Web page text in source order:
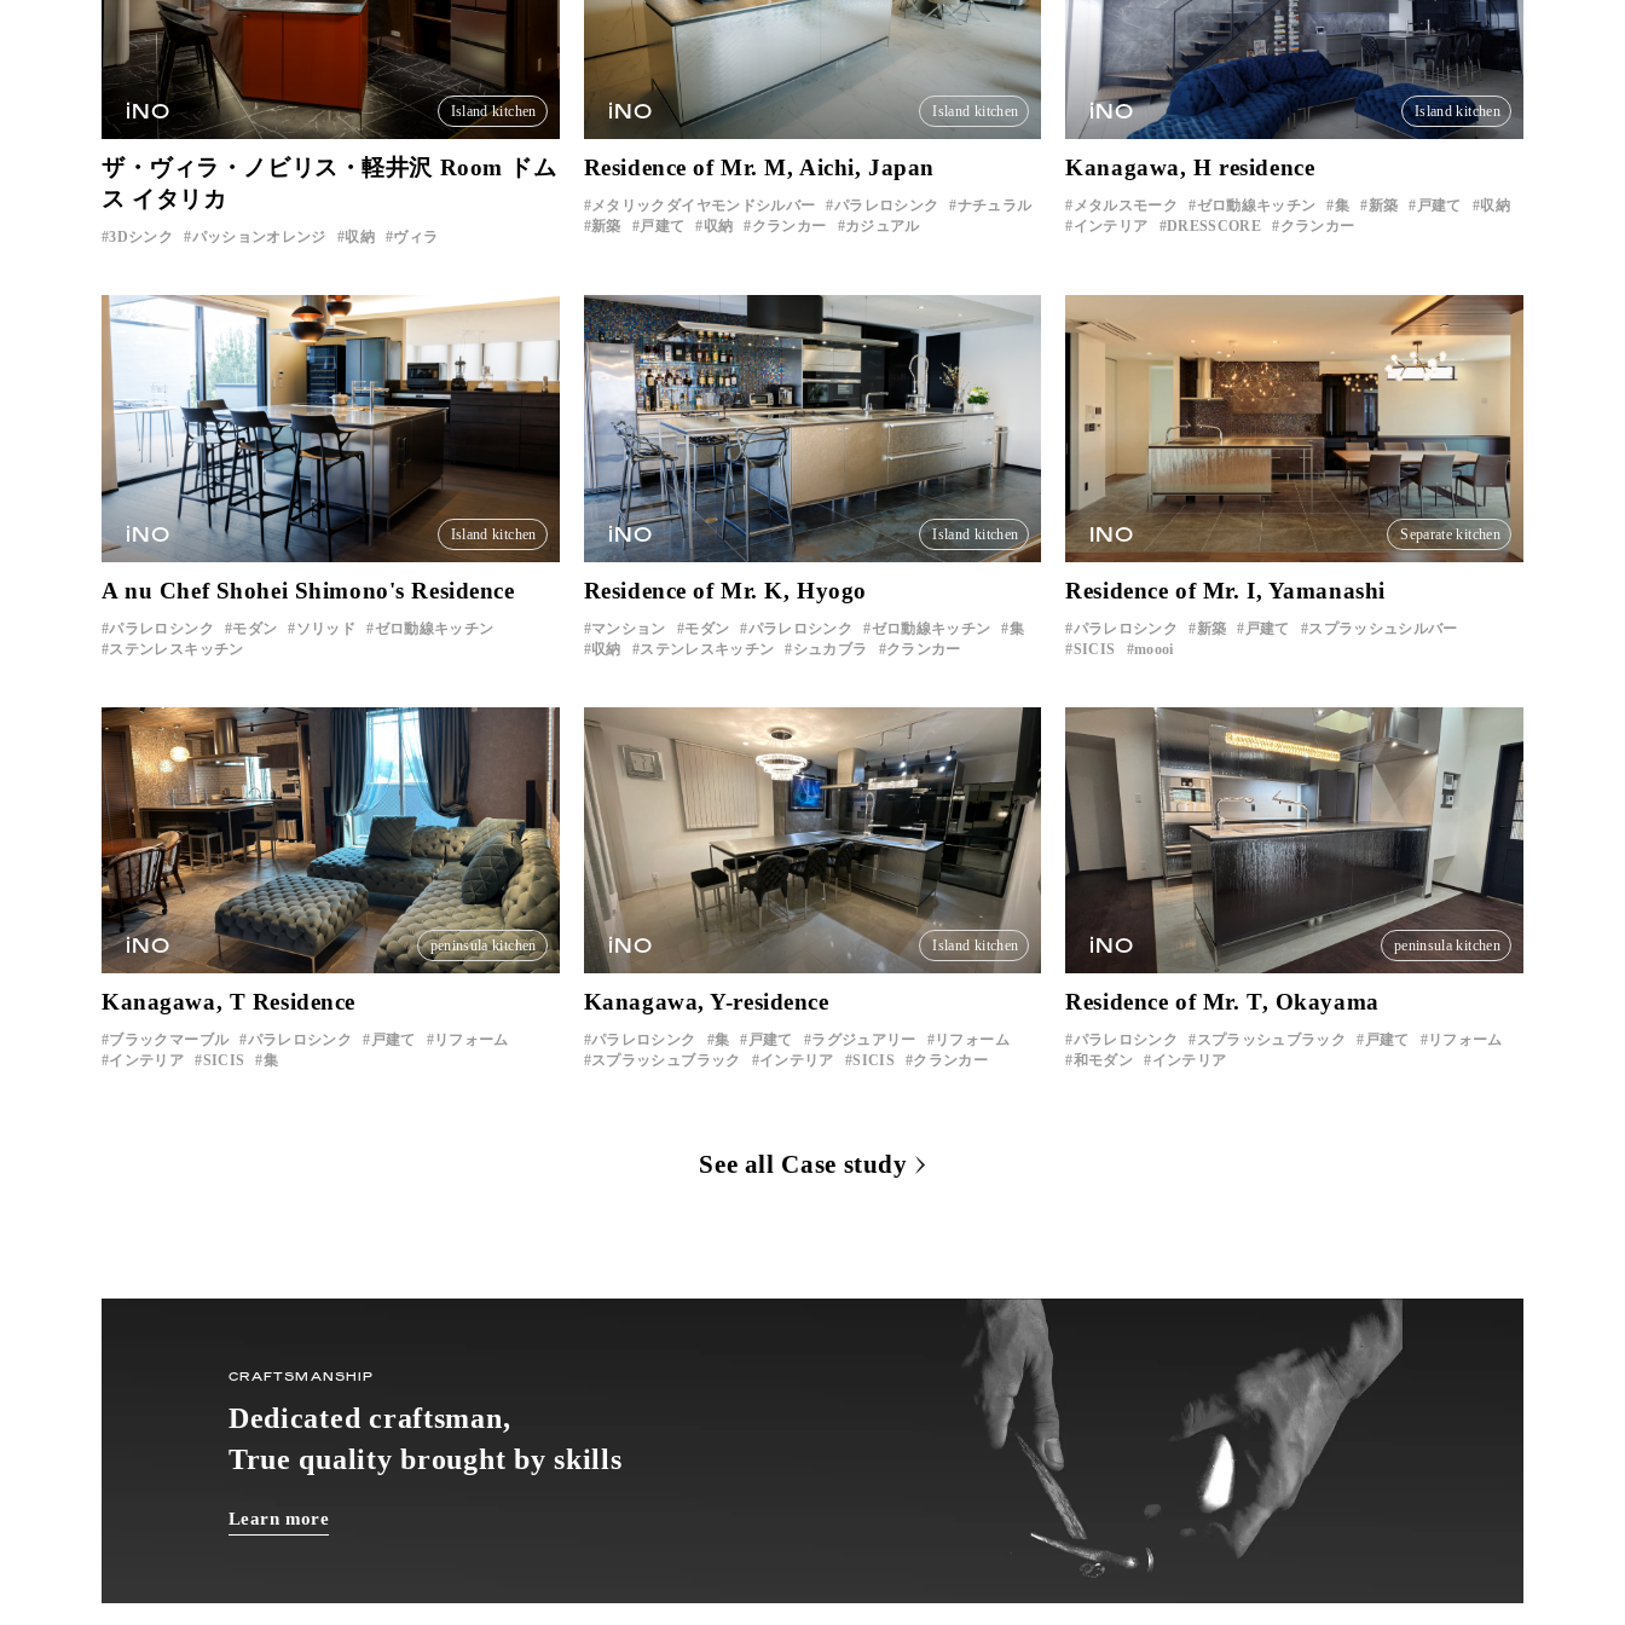
iNO Island kitchen
ザ・ヴィラ・ノビリス・軽井沢 Room ドム
ス イタリカ
3Dシンク パッションオレンジ 収納 ヴィラ
iNO Island kitchen
Residence of Mr. M, Aichi, Japan
メタリックダイヤモンドシルバー パラレロシンク
ナチュラル
新築
戸建て 収納 クランカー カジュアル
iNO Island kitchen
Kanagawa, H residence
メタルスモーク ゼロ動線キッチン 集 新築 戸建て
収納
インテリア
DRESSCORE クランカー
iNO Island kitchen
A nu Chef Shohei Shimono's Residence
パラレロシンク モダン ソリッド
ゼロ動線キッチン
ステンレスキッチン
iNO Island kitchen
Residence of Mr. K, Hyogo
マンション モダン パラレロシンク ゼロ動線キッチン
集
収納
ステンレスキッチン シュカブラ クランカー
INO Separate kitchen
Residence of Mr. I, Yamanashi
パラレロシンク 新築 戸建て
スプラッシュシルバー
SICIS
moooi
iNO peninsula kitchen
Kanagawa, T Residence
ブラックマーブル パラレロシンク 戸建て
リフォーム
インテリア
SICIS 集
iNO Island kitchen
Kanagawa, Y-residence
パラレロシンク 集 戸建て ラグジュアリー
リフォーム
スプラッシュブラック
インテリア SICIS クランカー
iNO peninsula kitchen
Residence of Mr. T, Okayama
パラレロシンク スプラッシュブラック 戸建て
リフォーム
和モダン
インテリア
See all Case study
CRAFTSMANSHIP
Dedicated craftsman,
True quality brought by skills
Learn more